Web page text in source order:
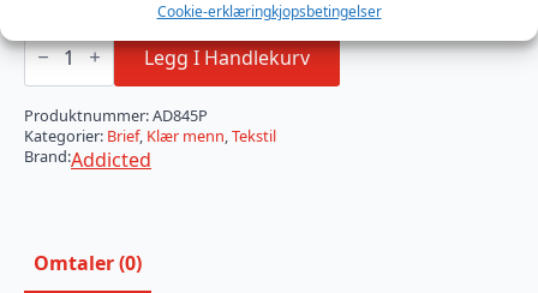
Cookie-erklæringkjopsbetingelser
Addicted
Combi
Brief
antall
Legg I Handlekurv
Produktnummer:AD845P
Kategorier: Brief, Klær menn,Tekstil
Brand:Addicted
Omtaler (0)